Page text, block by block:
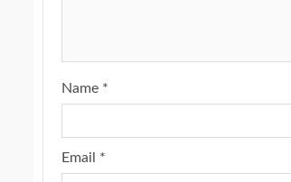
Name *
Email *